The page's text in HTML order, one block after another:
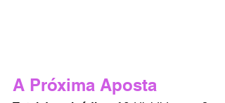
A Próxima Aposta